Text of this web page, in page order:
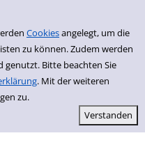
Cookiesangelegt, um die
zu können. Zudem werden
genutzt. Bitte beachten Sie
. Mit der weiteren
zu.